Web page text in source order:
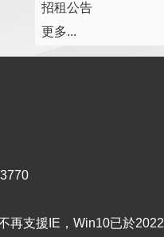
招租公告
更多...
再支援IE，Win10已於2022